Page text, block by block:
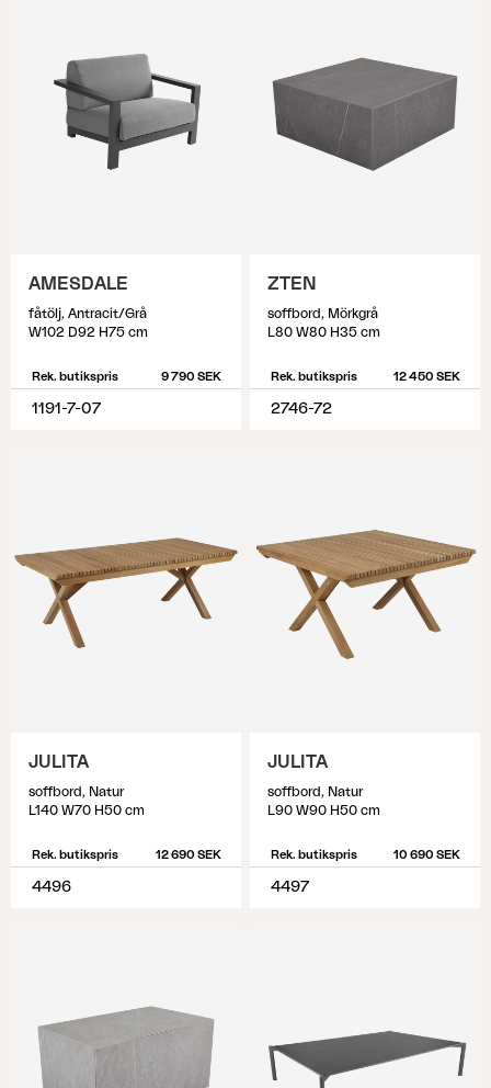
AMESDALE
fåtölj, Antracit/Grå
W102 D92 H75 cm
Rek. butikspris 9 790 SEK
1191-7-07
ZTEN
soffbord, Mörkgrå
L80 W80 H35 cm
Rek. butikspris 12 450 SEK
2746-72
JULITA
soffbord, Natur
L140 W70 H50 cm
Rek. butikspris 12 690 SEK
4496
JULITA
soffbord, Natur
L90 W90 H50 cm
Rek. butikspris 10 690 SEK
4497